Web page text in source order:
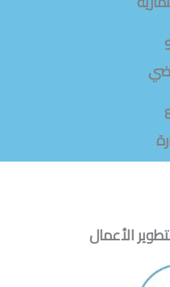
الأعمال